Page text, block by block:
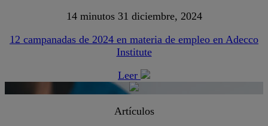
14 minutos 31 diciembre, 2024
12 campanadas de 2024 en materia de empleo en Adecco
Institute
Leer
Artículos